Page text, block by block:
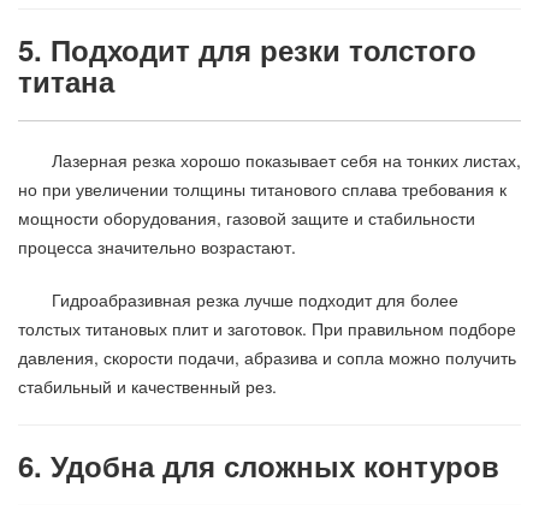
5. Подходит для резки толстого
титана
Лазерная резка хорошо показывает себя на тонких листах,
но при увеличении толщины титанового сплава требования к
мощности оборудования, газовой защите и стабильности
процесса значительно возрастают.
Гидроабразивная резка лучше подходит для более
толстых титановых плит и заготовок. При правильном подборе
давления, скорости подачи, абразива и сопла можно получить
стабильный и качественный рез.
6. Удобна для сложных контуров